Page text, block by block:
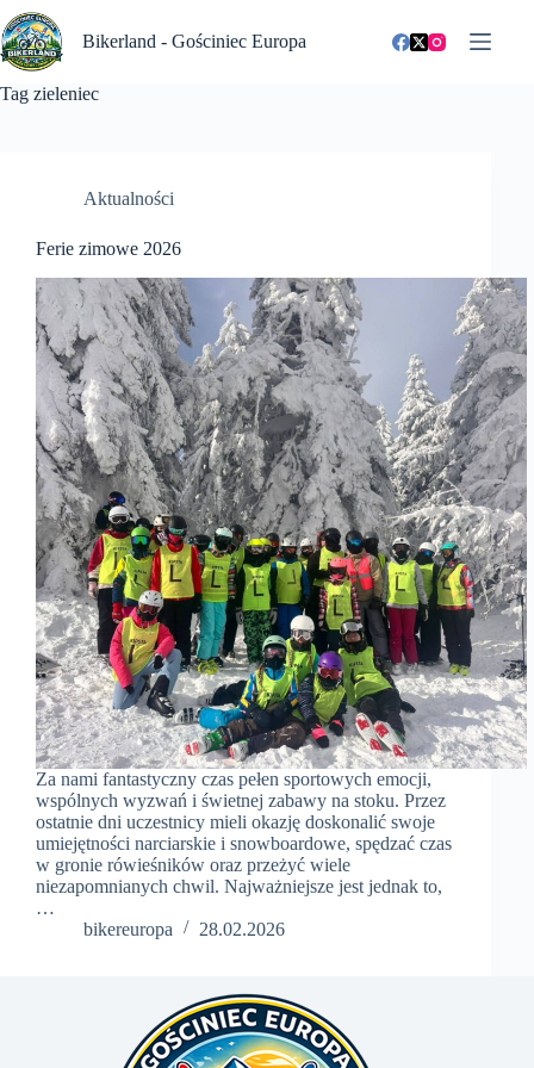
Przejdź
do
treści
Bikerland - Gościniec Europa
Tag zieleniec
Aktualności
Ferie zimowe 2026
Za nami fantastyczny czas pełen sportowych emocji,
wspólnych wyzwań i świetnej zabawy na stoku. Przez
ostatnie dni uczestnicy mieli okazję doskonalić swoje
umiejętności narciarskie i snowboardowe, spędzać czas
w gronie rówieśników oraz przeżyć wiele
niezapomnianych chwil. Najważniejsze jest jednak to,
…
bikereuropa
28.02.2026